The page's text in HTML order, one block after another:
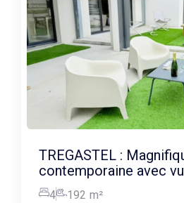
TREGASTEL :
contemporaine avec
4 192 m²